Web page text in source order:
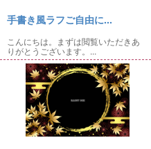
手書き風ラフご自由に...
こんにちは。まずは閲覧いただきあ
りがとうございます。...